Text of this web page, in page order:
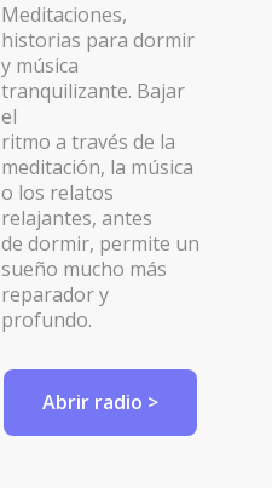
Meditaciones,
historias para dormir
y música
tranquilizante. Bajar
el
ritmo a través de la
meditación, la música
o los relatos
relajantes, antes
de dormir, permite un
sueño mucho más
reparador y
profundo.
Abrir radio >